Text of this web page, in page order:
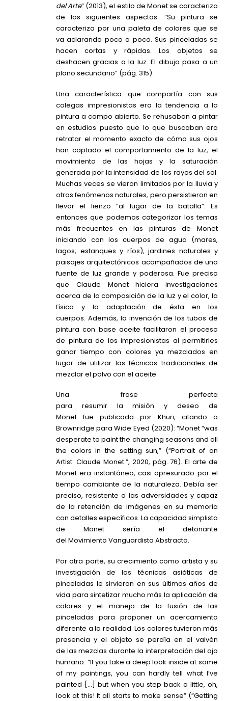
del Arte” (2013), el estilo de Monet se caracteriza
de los siguientes aspectos: “Su pintura se
caracteriza por una paleta de colores que se
va aclarando poco a poco. Sus pinceladas se
hacen cortas y rápidas. Los objetos se
deshacen gracias a la luz. El dibujo pasa a un
plano secundario” (pág. 315).
Una característica que compartía con sus
colegas impresionistas era la tendencia a la
pintura a campo abierto. Se rehusaban a pintar
en estudios puesto que lo que buscaban era
retratar el momento exacto de cómo sus ojos
han captado el comportamiento de la luz, el
movimiento de las hojas y la saturación
generada por la intensidad de los rayos del sol.
Muchas veces se vieron limitados por la lluvia y
otros fenómenos naturales, pero persistieron en
llevar el lienzo “al lugar de la batalla”. Es
entonces que podemos categorizar los temas
más frecuentes en las pinturas de Monet
iniciando con los cuerpos de agua (mares,
lagos, estanques y ríos), jardines naturales y
paisajes arquitectónicos acompañados de una
fuente de luz grande y poderosa. Fue preciso
que Claude Monet hiciera investigaciones
acerca de la composición de la luz y el color, la
física y la adaptación de ésta en los
cuerpos. Además, la invención de los tubos de
pintura con base aceite facilitaron el proceso
de pintura de los impresionistas al permitirles
ganar tiempo con colores ya mezclados en
lugar de utilizar las técnicas tradicionales de
mezclar el polvo con el aceite.
Una frase perfecta
para resumir la misión y deseo de
Monet fue publicada por Khuri, citando a
Brownridge para Wide Eyed (2020): “Monet “was
desperate to paint the changing seasons and all
the colors in the setting sun,” (“Portrait of an
Artist: Claude Monet.”, 2020, pág. 76). El arte de
Monet era instantáneo, casi apresurado por el
tiempo cambiante de la naturaleza. Debía ser
preciso, resistente a las adversidades y capaz
de la retención de imágenes en su memoria
con detalles específicos. La capacidad simplista
de Monet sería el detonante
del Movimiento Vanguardista Abstracto.
Por otra parte, su crecimiento como artista y su
investigación de las técnicas asiáticas de
pinceladas le sirvieron en sus últimos años de
vida para sintetizar mucho más la aplicación de
colores y el manejo de la fusión de las
pinceladas para proponer un acercamiento
diferente a la realidad. Los colores tuvieron más
presencia y el objeto se perdía en el vaivén
de las mezclas durante la interpretación del ojo
humano. “If you take a deep look inside at some
of my paintings, you can hardly tell what I’ve
painted […] but when you step back a little, oh,
look at this! It all starts to make sense” (“Getting